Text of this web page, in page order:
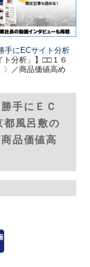
手にECサイト分析
ト分析」】□□１６
／商品価値高め
手にＥＣ
風呂敷の
品価値高